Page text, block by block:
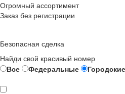
Огромный ассортимент
Заказ без регистрации
Безопасная сделка
Найди свой красивый номер
Все
Федеральные Городские